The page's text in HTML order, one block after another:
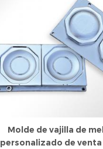
Molde de vajilla de
personalizado de